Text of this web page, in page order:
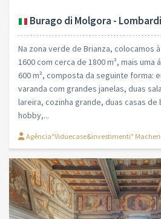
Burago di Molgora -
Na zona verde de Brianza, colocamos
1600 com cerca de 1800 m², mais
600 m², composta da seguinte forma:
varanda com grandes janelas, duas
lareira, cozinha grande, duas casas
hobby,...
Agência"Viduecase&investimenti"